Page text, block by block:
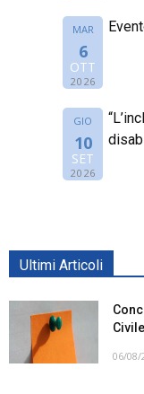
MAR
6
OTT
2026
GIO
10
SET
2026
Ultimi Articoli
06/08/